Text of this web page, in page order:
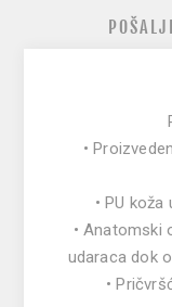
•
• PU
• Anatomski
udaraca dok
•